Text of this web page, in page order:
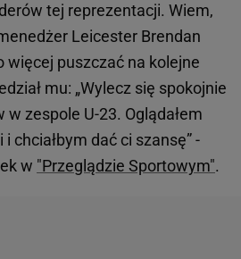
tej reprezentacji. Wiem,
Leicester Brendan
więcej puszczać na kolejne
mu: „Wylecz się spokojnie
zespole U-23. Oglądałem
chciałbym dać ci szansę” -
w "Przeglądzie Sportowym".